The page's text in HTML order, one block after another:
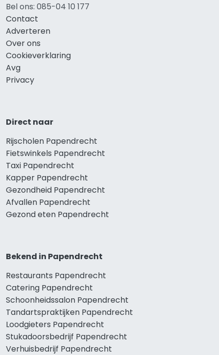
Bel ons: 085-04 10 177
Contact
Adverteren
Over ons
Cookieverklaring
Avg
Privacy
Direct naar
Rijscholen Papendrecht
Fietswinkels Papendrecht
Taxi Papendrecht
Kapper Papendrecht
Gezondheid Papendrecht
Afvallen Papendrecht
Gezond eten Papendrecht
Bekend in Papendrecht
Restaurants Papendrecht
Catering Papendrecht
Schoonheidssalon Papendrecht
Tandartspraktijken Papendrecht
Loodgieters Papendrecht
Stukadoorsbedrijf Papendrecht
Verhuisbedrijf Papendrecht